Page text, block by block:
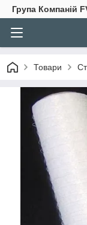
Група Компаній
Товари